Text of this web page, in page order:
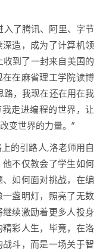
了腾讯、阿里、字节
造，成为了计算机领
到了一封来自美国的
在麻省理工学院读博
路，我现在还在用在我
走进编程的世界，让
变世界的力量。”
的引路人,洛老师用自
不仅教会了学生如何
如何面对挑战，在编
盏明灯，照亮了无数
续激励着更多人投身
彩人生，毕竟，在洛
斗，而是一场关于智